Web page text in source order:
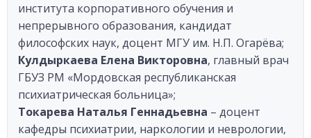
института корпоративного обучения и
непрерывного образования, кандидат
философских наук, доцент МГУ им. Н.П. Огарёва;
Кулдыркаева Елена Викторовна, главный врач
ГБУЗ РМ «Мордовская республиканская
психиатрическая больница»;
Токарева Наталья Геннадьевна – доцент
кафедры психиатрии, наркологии и неврологии,